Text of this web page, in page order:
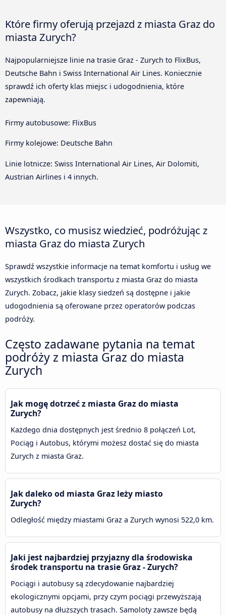
Które firmy oferują przejazd z miasta Graz do
miasta Zurych?
Najpopularniejsze linie na trasie Graz - Zurych to FlixBus,
Deutsche Bahn i Swiss International Air Lines. Koniecznie
sprawdź ich oferty klas miejsc i udogodnienia, które
zapewniają.
Firmy autobusowe: FlixBus
Firmy kolejowe: Deutsche Bahn
Linie lotnicze: Swiss International Air Lines, Air Dolomiti,
Austrian Airlines i 4 innych.
Wszystko, co musisz wiedzieć, podróżując z
miasta Graz do miasta Zurych
Sprawdź wszystkie informacje na temat komfortu i usług we
wszystkich środkach transportu z miasta Graz do miasta
Zurych. Zobacz, jakie klasy siedzeń są dostępne i jakie
udogodnienia są oferowane przez operatorów podczas
podróży.
Często zadawane pytania na temat
podróży z miasta Graz do miasta
Zurych
Jak mogę dotrzeć z miasta Graz do miasta
Zurych?
Każdego dnia dostępnych jest średnio 8 połączeń Lot,
Pociąg i Autobus, którymi możesz dostać się do miasta
Zurych z miasta Graz.
Jak daleko od miasta Graz leży miasto
Zurych?
Odległość między miastami Graz a Zurych wynosi 522,0 km.
Jaki jest najbardziej przyjazny dla środowiska
środek transportu na trasie Graz - Zurych?
Pociągi i autobusy są zdecydowanie najbardziej
ekologicznymi opcjami, przy czym pociągi przewyższają
autobusy na dłuższych trasach. Samoloty zawsze będą